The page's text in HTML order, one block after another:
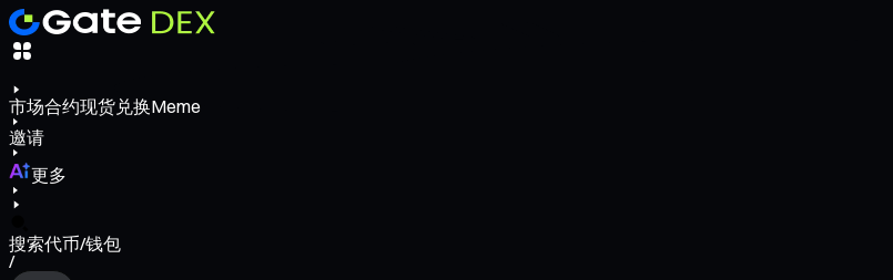
市场合约现货兑换Meme
邀请
更多
搜索代币/钱包
/